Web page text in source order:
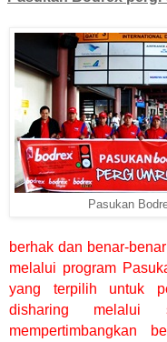
Pasukan
berhak dan benar-
melalui program
yang terpilih untuk
disharing melalui
mempertimbangkan